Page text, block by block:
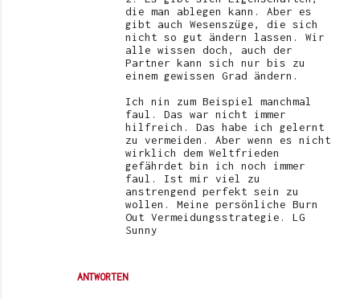
ANTWORTEN
die man ablegen kann. Aber es
gibt auch Wesenszüge, die sich
nicht so gut ändern lassen. Wir
alle wissen doch, auch der
Partner kann sich nur bis zu
einem gewissen Grad ändern.
Ich nin zum Beispiel manchmal
faul. Das war nicht immer
hilfreich. Das habe ich gelernt
zu vermeiden. Aber wenn es nicht
wirklich dem Weltfrieden
gefährdet bin ich noch immer
faul. Ist mir viel zu
anstrengend perfekt sein zu
wollen. Meine persönliche Burn
Out Vermeidungsstrategie. LG
Sunny